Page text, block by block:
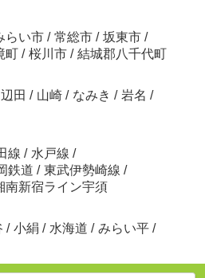
らい市 / 常総市 / 坂東市 /
町 / 桜川市 / 結城郡八千代町
辺田 / 山崎 / なみき / 岩名 /
線 / 水戸線 /
鉄道 / 東武伊勢崎線 /
南新宿ライン宇須
/ 小絹 / 水海道 / みらい平 /